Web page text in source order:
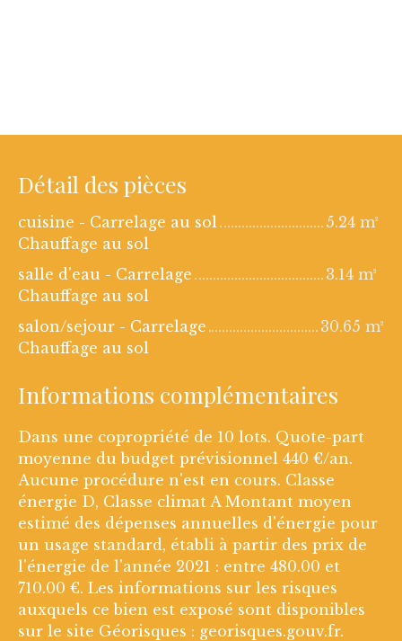
Détail des pièces
cuisine - Carrelage au sol
Chauffage au sol
5.24 m²
salle d'eau - Carrelage
Chauffage au sol
3.14 m²
salon/sejour - Carrelage
Chauffage au sol
30.65 m²
Informations complémentaires
Dans une copropriété de 10 lots. Quote-part
moyenne du budget prévisionnel 440 €/an.
Aucune procédure n'est en cours. Classe
énergie D, Classe climat A Montant moyen
estimé des dépenses annuelles d'énergie pour
un usage standard, établi à partir des prix de
l'énergie de l'année 2021 : entre 480.00 et
710.00 €. Les informations sur les risques
auxquels ce bien est exposé sont disponibles
sur le site Géorisques : georisques.gouv.fr.